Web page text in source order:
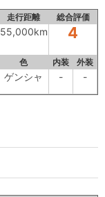
走行距離 総合評価
55,000km 4
色 内装 外装
ゲンシャ - -